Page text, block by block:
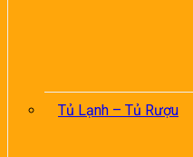
Tủ Lạnh – Tủ Rượu